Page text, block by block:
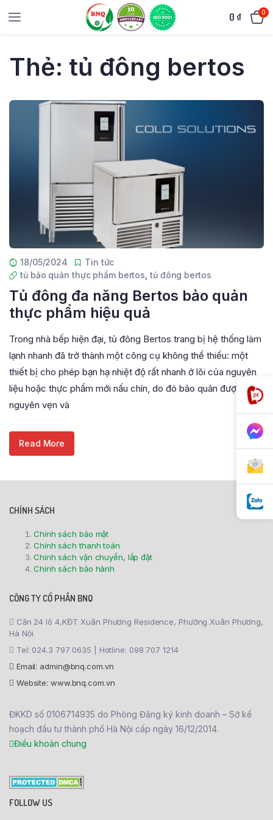
0 ₫ 0
Thẻ: tủ đông bertos
18/05/2024
Tin tức
tủ bảo quản thực phẩm bertos ,tủ đông bertos
Tủ đông đa năng Bertos bảo quản
thực phẩm hiệu quả
Trong nhà bếp hiện đại, tủ đông Bertos trang bị hệ thống làm
lạnh nhanh đã trở thành một công cụ không thể thiếu: một
thiết bị cho phép bạn hạ nhiệt độ rất nhanh ở lõi của nguyên
liệu hoặc thực phẩm mới nấu chín, do đó bảo quản được tính
nguyên vẹn và
Read More
CHÍNH SÁCH
Chính sách bảo mật
Chính sách thanh toán
Chính sách vận chuyển, lắp đặt
Chính sách bảo hành
CÔNG TY CỔ PHẦN BNQ
Căn 24 lô 4,KĐT Xuân Phương Residence, Phường Xuân Phương,
Hà Nội
Tel: 024.3 797 0635 | Hotline: 098 707 1214
Email: admin@bnq.com.vn
Website: www.bnq.com.vn
ĐKKD số 0106714935 do Phòng Đăng ký kinh doanh – Sở kế
hoạch đầu tư thành phố Hà Nội cấp ngày 16/12/2014.
Điều khoản chung
FOLLOW US